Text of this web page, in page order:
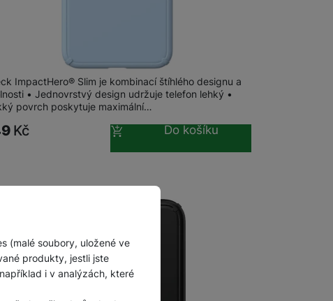
(malé soubory, uložené ve
produkty, jestli jste
i v analýzách, které
ImpactHero Slim Galaxy A17 5G, Blue
ImpactHero® Slim je kombinací štíhlého designu a
• Jednovrstvý design udržuje telefon lehký •
povrch poskytuje maximální…
Kč Do košíku